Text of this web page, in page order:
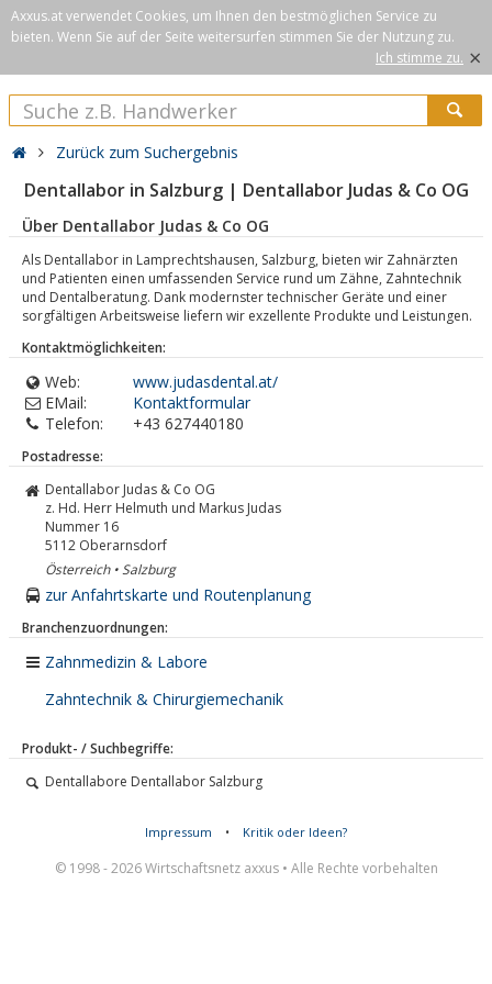
Axxus.at verwendet Cookies, um Ihnen den bestmöglichen Service zu
bieten. Wenn Sie auf der Seite weitersurfen stimmen Sie der Nutzung zu.
Ich stimme zu. ×
Zurück zum Suchergebnis
Dentallabor in Salzburg | Dentallabor Judas & Co OG
Über Dentallabor Judas & Co OG
Als Dentallabor in Lamprechtshausen, Salzburg, bieten wir Zahnärzten
und Patienten einen umfassenden Service rund um Zähne, Zahntechnik
und Dentalberatung. Dank modernster technischer Geräte und einer
sorgfältigen Arbeitsweise liefern wir exzellente Produkte und Leistungen.
Kontaktmöglichkeiten:
Web:
www.judasdental.at/
EMail:
Kontaktformular
Telefon:
+43 627440180
Postadresse:
Dentallabor Judas & Co OG
z. Hd. Herr Helmuth und Markus Judas
Nummer 16
5112 Oberarnsdorf
Österreich • Salzburg
zur Anfahrtskarte und Routenplanung
Branchenzuordnungen:
Zahnmedizin & Labore
Zahntechnik & Chirurgiemechanik
Produkt- / Suchbegriffe:
Dentallabore Dentallabor Salzburg
Impressum • Kritik oder Ideen?
© 1998 - 2026 Wirtschaftsnetz axxus • Alle Rechte vorbehalten